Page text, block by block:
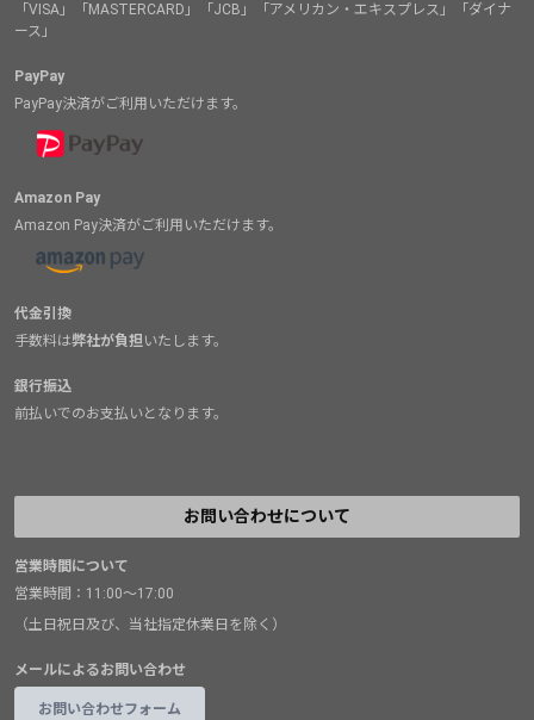
「VISA」「MASTERCARD」「JCB」「アメリカン・エキスプレス」「ダイナ
ース」
PayPay
PayPay決済がご利用いただけます。
Amazon Pay
Amazon Pay決済がご利用いただけます。
代金引換
手数料は弊社が負担いたします。
銀行振込
前払いでのお支払いとなります。
お問い合わせについて
営業時間について
営業時間：11:00～17:00
（土日祝日及び、当社指定休業日を除く）
メールによるお問い合わせ
お問い合わせフォーム